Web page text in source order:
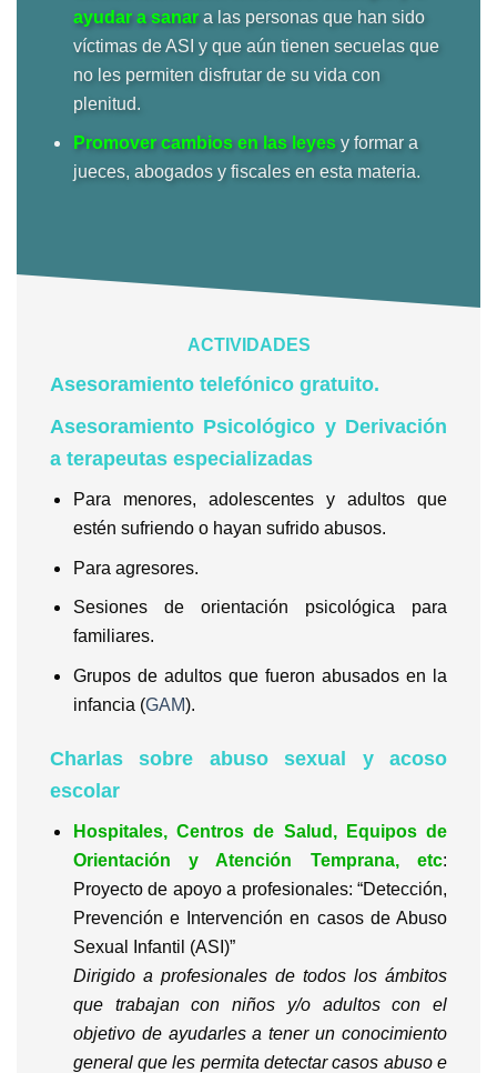
ayudar a sanara las personas que han sido
víctimas de ASI y que aún tienen secuelas que
no les permiten disfrutar de su vida con
plenitud.
Promover cambios en las leyesy formar a
jueces, abogados y fiscales en esta materia.
ACTIVIDADES
Asesoramiento telefónico gratuito.
Asesoramiento Psicológico y Derivación
a terapeutas especializadas
Para menores, adolescentes y adultos que
estén sufriendo o hayan sufrido abusos.
Para agresores.
Sesiones de orientación psicológica para
familiares.
Grupos de adultos que fueron abusados en la
infancia (GAM).
Charlas sobre abuso sexual y acoso
escolar
Hospitales, Centros de Salud, Equipos de
Orientación y Atención Temprana, etc:
Proyecto de apoyo a profesionales: “Detección,
Prevención e Intervención en casos de Abuso
Sexual Infantil (ASI)”
Dirigido a profesionales de todos los ámbitos
que trabajan con niños y/o adultos con el
objetivo de ayudarles a tener un conocimiento
general que les permita detectar casos abuso e